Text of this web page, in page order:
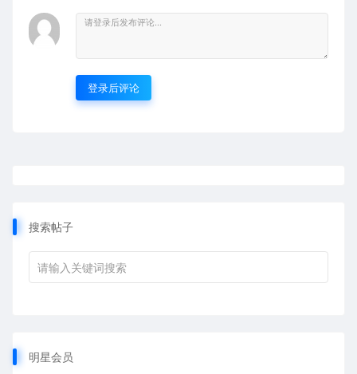
登录后评论
搜索帖子
明星会员